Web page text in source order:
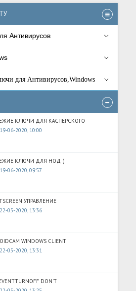
Антивирусов
для Антивирусов,Windows
КЛЮЧИ ДЛЯ КАСПЕРСКОГО
19-06-2020, 10:00
КЛЮЧИ ДЛЯ НОД (
19-06-2020, 09:57
УПРАВЛЕНИЕ
22-05-2020, 13:36
WINDOWS CLIENT
22-05-2020, 13:31
DON'T